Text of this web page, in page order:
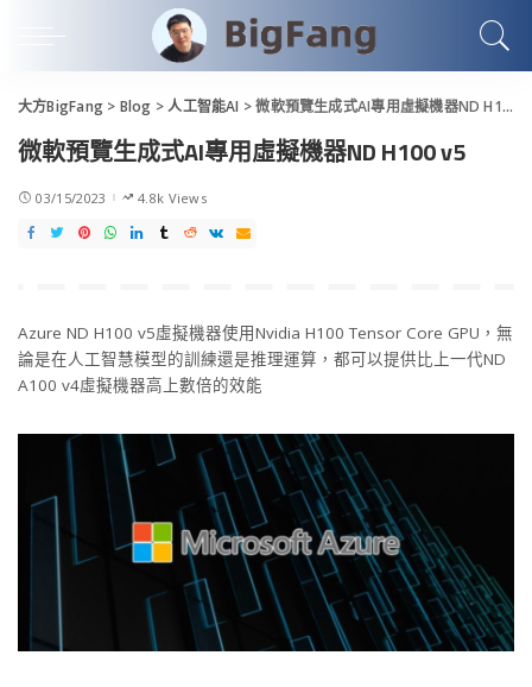
大方BigFang > Blog >人工智能AI >微軟預覽生成式AI專用虛擬機器ND H100 v5
微軟預覽生成式AI專用虛擬機器ND H100 v5
03/15/2023 4.8k Views
Azure ND H100 v5虛擬機器使用Nvidia H100 Tensor Core GPU，無
論是在人工智慧模型的訓練還是推理運算，都可以提供比上一代ND
A100 v4虛擬機器高上數倍的效能